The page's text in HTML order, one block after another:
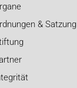
& Satzung